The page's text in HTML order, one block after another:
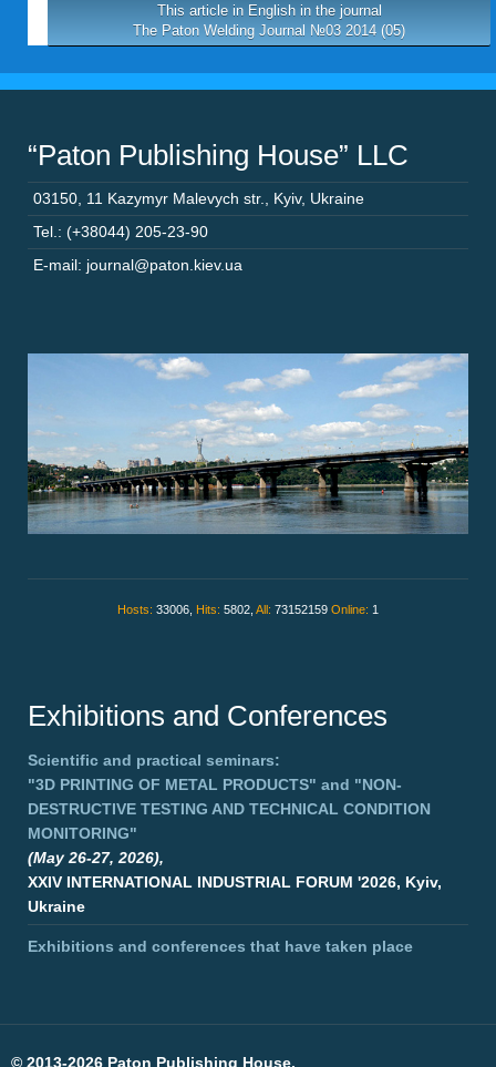
This article in English in the journal
The Paton Welding Journal №03 2014 (05)
“Paton Publishing House” LLC
03150 11 Kazymyr Malevych str. Kyiv, Ukraine
Tel.: (+38044) 205-23-90
E-mail: journal@paton.kiev.ua
Hosts: 33006, Hits: 5802, All: 73152159 Online: 1
Exhibitions and Conferences
Scientific and practical seminars:
"3D PRINTING OF METAL PRODUCTS" and "NON-
DESTRUCTIVE TESTING AND TECHNICAL CONDITION
MONITORING"
(May 26-27, 2026),
XXIV INTERNATIONAL INDUSTRIAL FORUM '2026, Kyiv,
Ukraine
Exhibitions and conferences that have taken place
© 2013-2026 Paton Publishing House.